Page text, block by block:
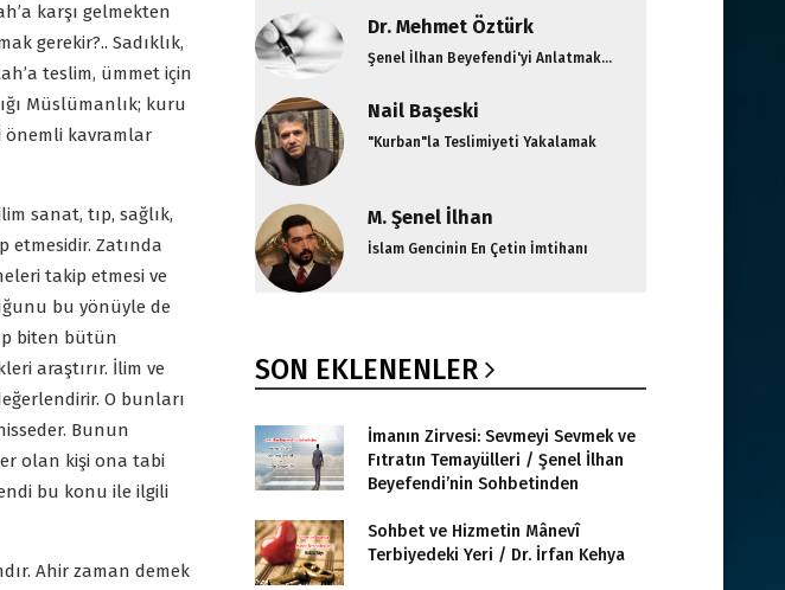
karşı gelmekten
gerekir?.. Sadıklık,
teslim, ümmet için
Müslümanlık; kuru
önemli kavramlar
sanat, tıp, sağlık,
etmesidir. Zatında
takip etmesi ve
bu yönüyle de
biten bütün
araştırır. İlim ve
O bunları
Bunun
olan kişi ona tabi
bu konu ile ilgili
Ahir zaman demek
Dr. Mehmet Öztürk
Şenel İlhan Beyefendi'yi Anlatmak...
Nail Başeski
"Kurban"la Teslimiyeti Yakalamak
M. Şenel İlhan
İslam Gencinin En Çetin İmtihanı
SON EKLENENLER
İmanın Zirvesi: Sevmeyi Sevmek ve
Fıtratın Temayülleri / Şenel İlhan
Beyefendi’nin Sohbetinden
Sohbet ve Hizmetin Mânevî
Terbiyedeki Yeri / Dr. İrfan Kehya